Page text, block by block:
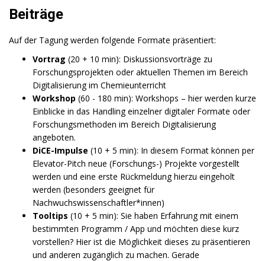
Beiträge
Auf der Tagung werden folgende Formate präsentiert:
Vortrag (20 + 10 min): Diskussionsvorträge zu
Forschungsprojekten oder aktuellen Themen im Bereich
Digitalisierung im Chemieunterricht
Workshop (60 - 180 min): Workshops – hier werden kurze
Einblicke in das Handling einzelner digitaler Formate oder
Forschungsmethoden im Bereich Digitalisierung
angeboten.
DiCE-Impulse (10 + 5 min): In diesem Format können per
Elevator-Pitch neue (Forschungs-) Projekte vorgestellt
werden und eine erste Rückmeldung hierzu eingeholt
werden (besonders geeignet für
Nachwuchswissenschaftler*innen)
Tooltips (10 + 5 min): Sie haben Erfahrung mit einem
bestimmten Programm / App und möchten diese kurz
vorstellen? Hier ist die Möglichkeit dieses zu präsentieren
und anderen zugänglich zu machen. Gerade